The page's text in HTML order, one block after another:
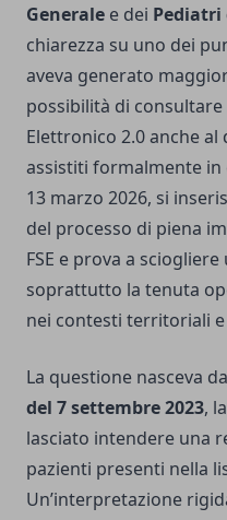
Generale e dei Pediatri
chiarezza su uno dei
aveva generato
possibilità di consultare
Elettronico 2.0 anche
assistiti formalmente
13 marzo 2026, si
del processo di piena
FSE e prova a
soprattutto la tenuta
nei contesti territoriali
La questione nasceva
del 7 settembre 2023,
lasciato intendere una
pazienti presenti nella
Un’interpretazione